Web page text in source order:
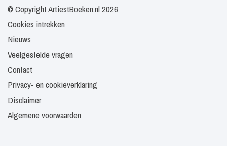
© Copyright ArtiestBoeken.nl 2026
Cookies intrekken
Nieuws
Veelgestelde vragen
Contact
Privacy- en cookieverklaring
Disclaimer
Algemene voorwaarden